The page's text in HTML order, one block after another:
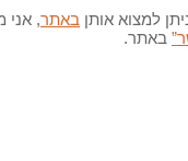
למצוא אותן באתר, אני
באתר.